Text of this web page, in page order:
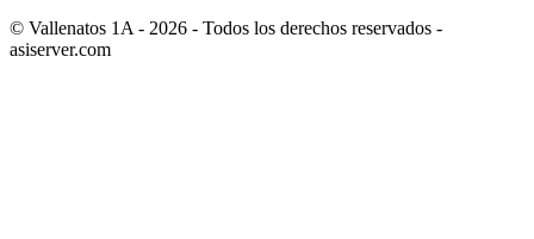
© Vallenatos 1A - 2026 - Todos los derechos reservados -
asiserver.com